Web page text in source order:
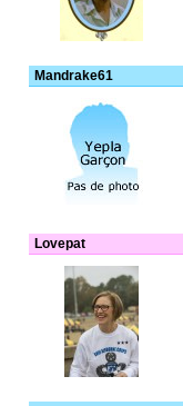
Mandrake61
Lovepat